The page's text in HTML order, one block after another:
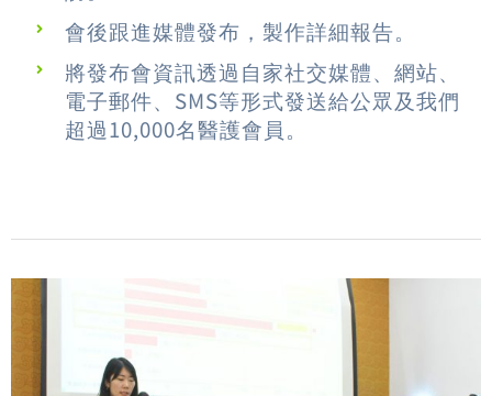
會後跟進媒體發布，製作詳細報告。
將發布會資訊透過自家社交媒體、網站、
電子郵件、SMS等形式發送給公眾及我們
超過10,000名醫護會員。